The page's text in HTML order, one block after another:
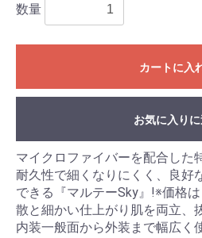
数量
カートに入
お気に入り
マイクロファイバーを配合した
耐久性で細くなりにくく、良好
できる『マルテーSky』!※価格
散と細かい仕上がり肌を両立、
内装一般面から外装まで幅広く